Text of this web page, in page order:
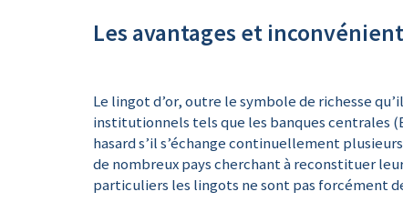
Les avantages et
Le lingot d’or, outre le symbole de richesse
institutionnels tels que les banques centrales
hasard s’il s’échange continuellement
de nombreux pays cherchant à reconstituer
particuliers les lingots ne sont pas forcément